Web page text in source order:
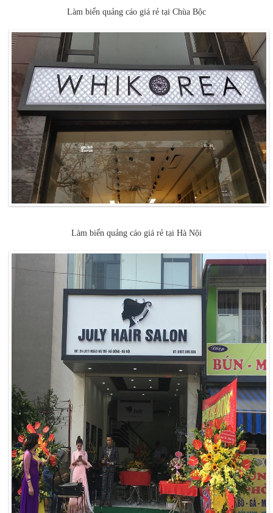
Làm biển quảng cáo giá rẻ tại Chùa Bộc
Làm biển quảng cáo giá rẻ tại Hà Nội